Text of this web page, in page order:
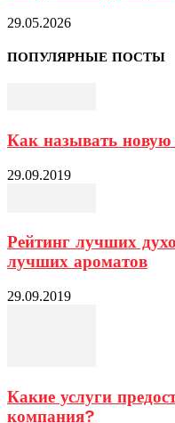
29.05.2026
ПОПУЛЯРНЫЕ ПОСТЫ
Как называть
29.09.2019
Рейтинг лучших
лучших ароматов
29.09.2019
Какие услуги
компания?